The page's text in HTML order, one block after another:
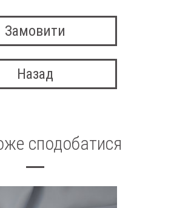
Замовити
Назад
сподобатися